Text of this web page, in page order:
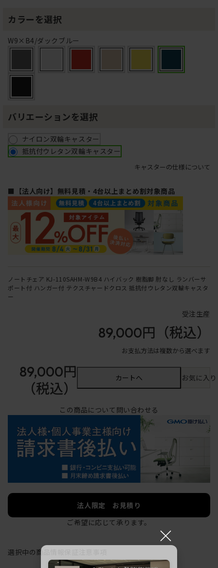
カラーを選択
W9×B4/ダックブルー
バリエーションを選択
ナイロン双輪キャスター
抵抗付ウレタン双輪キャスター
キャスターの仕様について
■【法人向け】無料見積・4台以上まとめ割対象商品
ノートチェア KJ-110SAHM-W9B4 ハイバック 樹脂脚 肘なし ランバーサ
ポート付 ハンガー付 テクスチャードクロス 抵抗付ウレタン双輪キャスタ
ー
受注生産
89,000円 （税込）
お支払方法は複数から選べます
89,000円
（税込）
カートへ お気に入
この商品について問い合わせる
法人限定 お見積り
ご希望に応じて承ります。
選択中の商品情報
×